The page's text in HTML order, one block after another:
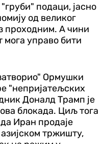
подаци, јасно
од великог
проходним. А чини
мога управо бити
Ормушки
"непријатељских
Доналд Трамп је
блокада. Циљ тога
Иран продаје
тржишту,